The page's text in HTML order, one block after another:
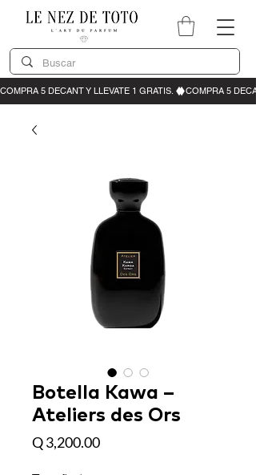
Botella Kawa –
Ateliers des Ors
Q 3,200.00Precio